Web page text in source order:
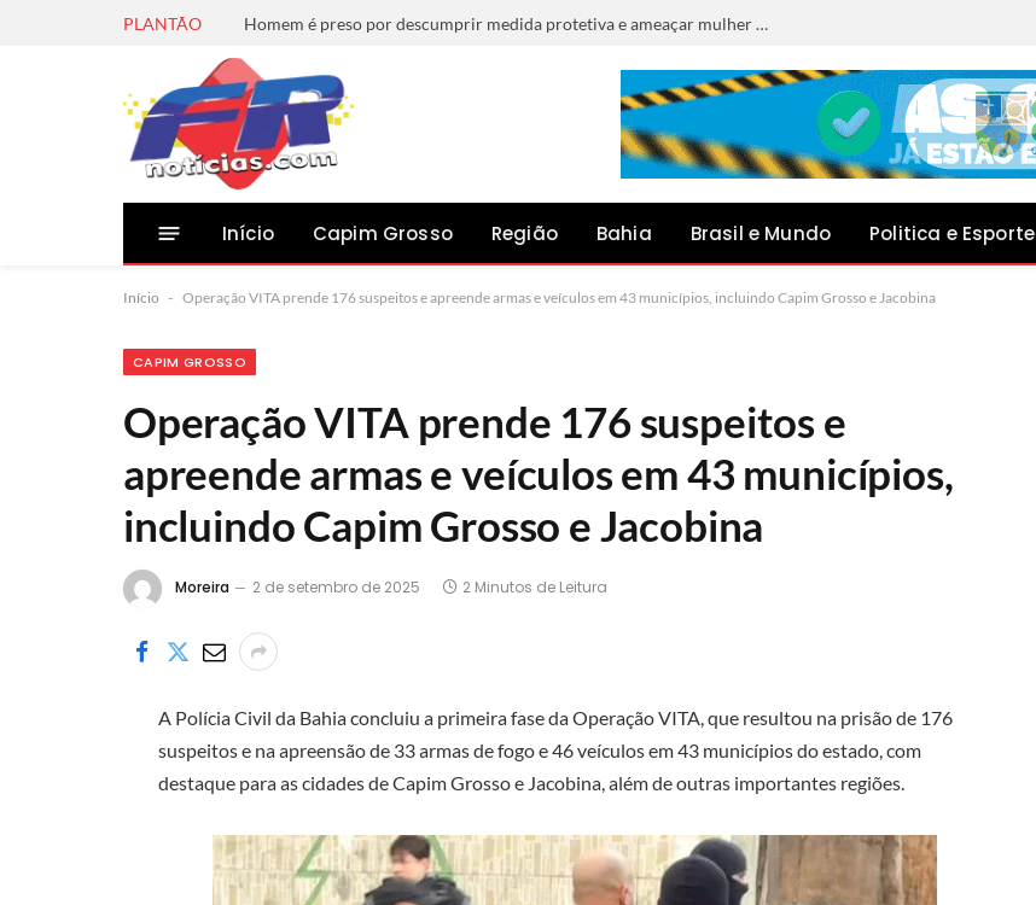
PLANTÃO Homem é preso por descumprir medida protetiva e ameaçar mulher em Jacobina
Início Capim Grosso Região Bahia Brasil e Mundo Politica e Esporte
Início - Operação VITA prende 176 suspeitos e apreende armas e veículos em 43 municípios, incluindo Capim Grosso e Jacobina
CAPIM GROSSO
Operação VITA prende 176 suspeitos e
apreende armas e veículos em 43 municípios,
incluindo Capim Grosso e Jacobina
Moreira 2 de setembro de 2025 2 Minutos de Leitura
A Polícia Civil da Bahia concluiu a primeira fase da Operação VITA, que resultou na prisão de 176
suspeitos e na apreensão de 33 armas de fogo e 46 veículos em 43 municípios do estado, com
destaque para as cidades de Capim Grosso e Jacobina, além de outras importantes regiões.